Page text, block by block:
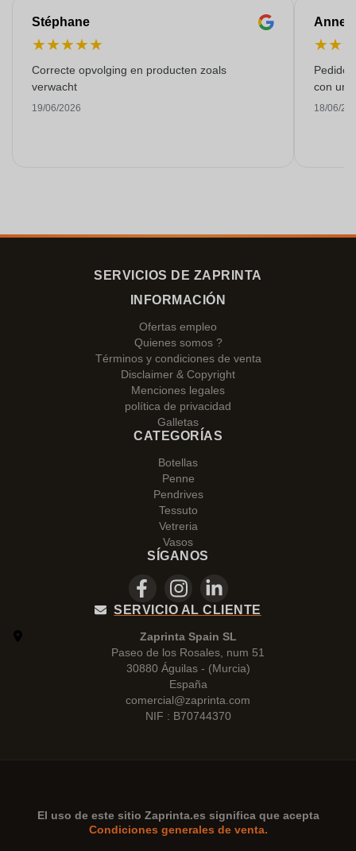
Stéphane
★★★★★
Correcte opvolging en producten zoals
verwacht
19/06/2026
Anne-
★★
Pedido
con
18/06/
SERVICIOS DE ZAPRINTA
INFORMACIÓN
Ofertas empleo
Quienes somos ?
Términos y condiciones de venta
Disclaimer & Copyright
Menciones legales
política de privacidad
Galletas
CATEGORÍAS
Botellas
Penne
Pendrives
Tessuto
Vetreria
Vasos
SÍGANOS
SERVICIO AL CLIENTE
Zaprinta Spain SL
Paseo de los Rosales, num 51
30880 Águilas - (Murcia)
España
comercial@zaprinta.com
NIF : B70744370
El uso de este sitio Zaprinta.es significa que acepta
Condiciones generales de venta.